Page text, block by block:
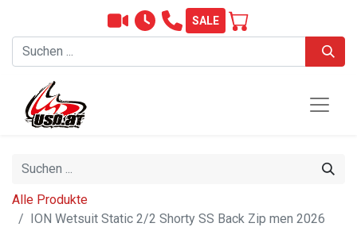
SALE
Alle Produkte
ION Wetsuit Static 2/2 Shorty SS Back Zip men 2026